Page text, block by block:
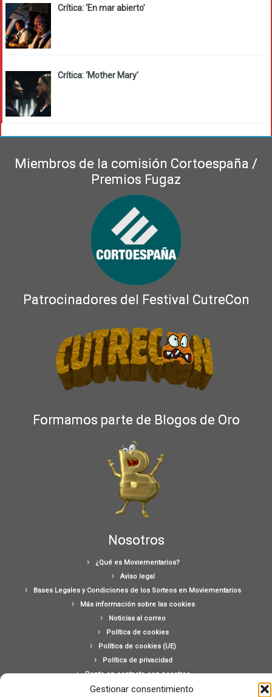
Gestionar consentimiento
Crítica: ‘En mar abierto’
Crítica: ‘Mother Mary’
Miembros de la comisión Cortoespaña /
Premios Fugaz
Patrocinadores del Festival CutreCon
Formamos parte de Blogos de Oro
Nosotros
¿Qué es Moviementarios?
Aviso legal
Bases Legales y Condiciones de los Sorteos en Moviementarios
Más información sobre las cookies
Noticias al correo
Política de cookies
Política de cookies (UE)
Política de privacidad
Ponte en contacto con nosotros